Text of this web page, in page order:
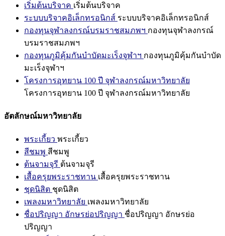
เริ่มต้นบริจาค เริ่มต้นบริจาค
ระบบบริจาคอิเล็กทรอนิกส์ ระบบบริจาคอิเล็กทรอนิกส์
กองทุนจุฬาลงกรณ์บรมราชสมภพฯ กองทุนจุฬาลงกรณ์
บรมราชสมภพฯ
กองทุนภูมิคุ้มกันบำบัดมะเร็งจุฬาฯ กองทุนภูมิคุ้มกันบำบัด
มะเร็งจุฬาฯ
โครงการอุทยาน 100 ปี จุฬาลงกรณ์มหาวิทยาลัย
โครงการอุทยาน 100 ปี จุฬาลงกรณ์มหาวิทยาลัย
อัตลักษณ์มหาวิทยาลัย
พระเกี้ยว พระเกี้ยว
สีชมพู สีชมพู
ต้นจามจุรี ต้นจามจุรี
เสื้อครุยพระราชทาน เสื้อครุยพระราชทาน
ชุดนิสิต ชุดนิสิต
เพลงมหาวิทยาลัย เพลงมหาวิทยาลัย
ชื่อปริญญา อักษรย่อปริญญา ชื่อปริญญา อักษรย่อ
ปริญญา